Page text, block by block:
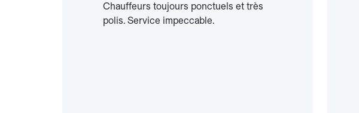
Chauffeurs toujours ponctuels et très
polis. Service impeccable.